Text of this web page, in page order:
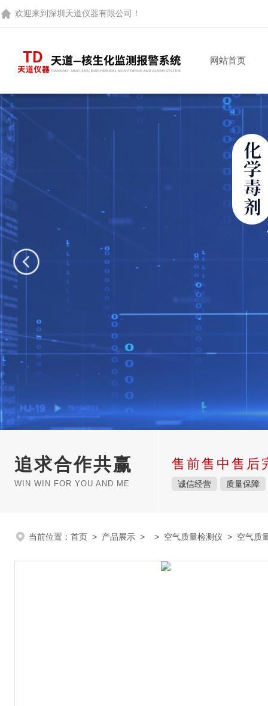
欢迎来到 深圳天道仪器有限公司 ！
网站首页
追求合作共赢
WIN WIN FOR YOU AND ME
售前售中售后
诚信经营 质量保障
当前位置： 首页 > 产品展示 > > 空气质量检测仪 > 空气质